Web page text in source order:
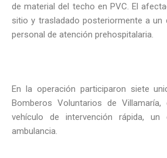
de material del techo en PVC. El
sitio y trasladado posteriormente a un
personal de atención prehospitalaria.
En la operación participaron siete
Bomberos Voluntarios de
vehículo de intervención rápida,
ambulancia.